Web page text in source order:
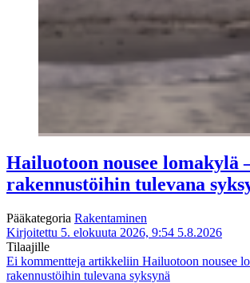
Hailuotoon nousee lomakylä
rakennustöihin tulevana
Pääkategoria Rakentaminen
Kirjoitettu 5. elokuuta 2026, 9:54 5.8.2026
Tilaajille
Ei kommentteja artikkeliin Hailuotoon nousee
rakennustöihin tulevana syksynä